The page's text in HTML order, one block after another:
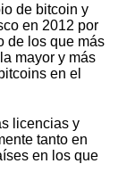
de bitcoin y
en 2012 por
de los que más
mayor y más
en el
licencias y
tanto en
en los que